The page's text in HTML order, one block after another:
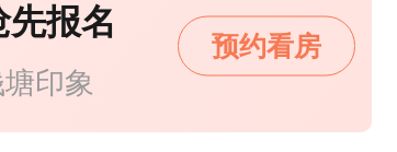
印象
报名
预约看房